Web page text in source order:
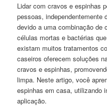
Lidar com cravos e espinhas
pessoas, independentemente
devido a uma combinação de
células mortas e bactérias
existam muitos tratamentos
caseiros oferecem soluções
cravos e espinhas,
limpa. Neste artigo, você
espinhas em casa, utilizando
aplicação.